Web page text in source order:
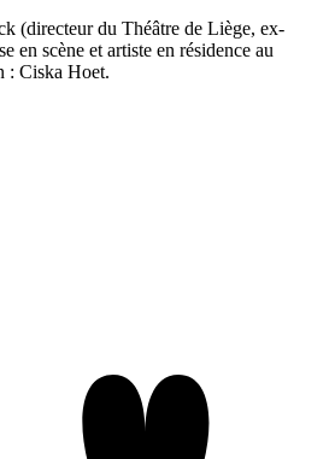
(directeur du Théâtre de Liège, ex-
en scène et artiste en résidence au
: Ciska Hoet.